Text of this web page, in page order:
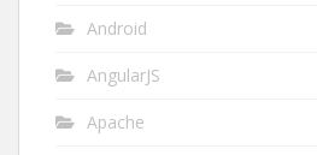
Android
AngularJS
Apache